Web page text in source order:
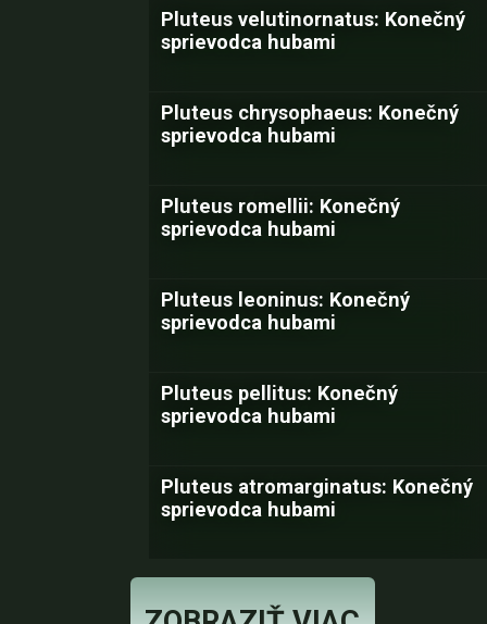
Pluteus velutinornatus: Konečný
sprievodca hubami
Pluteus chrysophaeus: Konečný
sprievodca hubami
Pluteus romellii: Konečný
sprievodca hubami
Pluteus leoninus: Konečný
sprievodca hubami
Pluteus pellitus: Konečný
sprievodca hubami
Pluteus atromarginatus: Konečný
sprievodca hubami